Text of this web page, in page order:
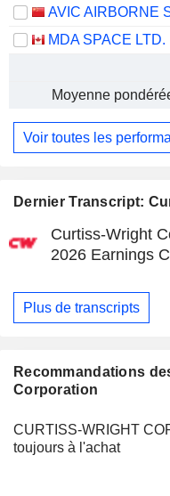
Dernier Transcript:
Curtiss-Wright
2026 Earnings
Plus de transcripts
Recommandations
Corporation
CURTISS-WRIGHT
toujours à l'achat
MDA SPACE LTD.
Moyenne
Voir toutes les